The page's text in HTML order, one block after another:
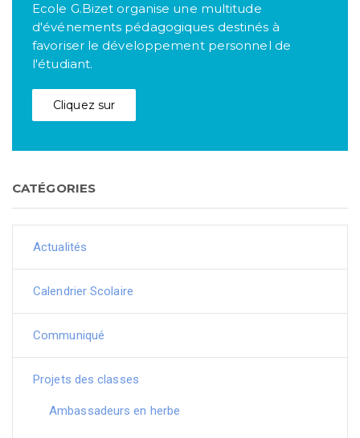
Ecole G.Bizet organise une multitude
d'événements pédagogiques destinés à
favoriser le développement personnel de
l'étudiant.
Cliquez sur
CATÉGORIES
Actualités
Calendrier Scolaire
Communiqué
Projets des classes
Ambassadeurs en herbe